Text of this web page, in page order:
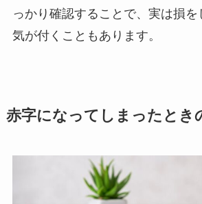
っかり確認することで、実は損
気が付くこともあります。
赤字になってしまったとき